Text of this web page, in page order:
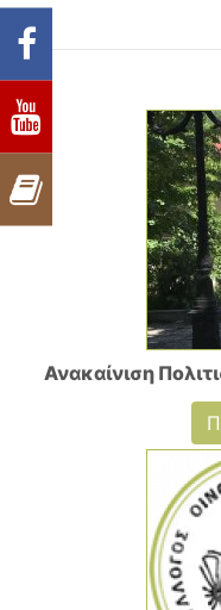
Ανακαίνιση